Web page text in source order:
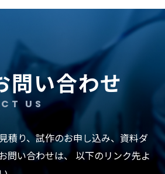
問い合わせ
US
積り、試作のお申し込み、資料ダ
問い合わせは、 以下のリンク先よ